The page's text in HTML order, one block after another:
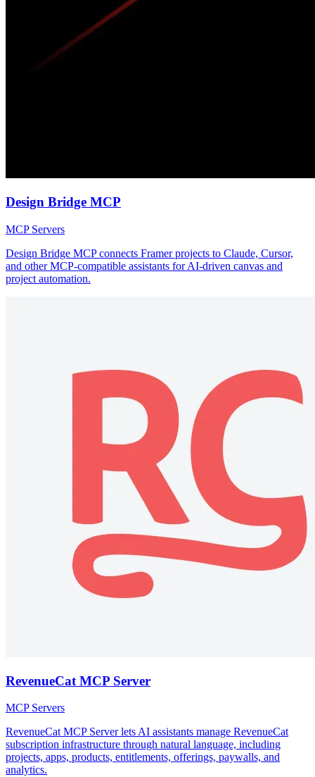
Design Bridge MCP
MCP Servers
Design Bridge MCP connects Framer projects to Claude, Cursor,
and other MCP-compatible assistants for AI-driven canvas and
project automation.
RevenueCat MCP Server
MCP Servers
RevenueCat MCP Server lets AI assistants manage RevenueCat
subscription infrastructure through natural language, including
projects, apps, products, entitlements, offerings, paywalls, and
analytics.